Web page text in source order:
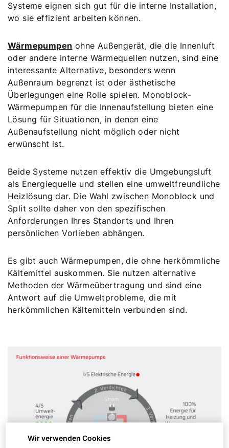
Systeme eignen sich gut für die interne Installation,
wo sie effizient arbeiten können.
Wärmepumpen ohne Außengerät, die die Innenluft
oder andere interne Wärmequellen nutzen, sind eine
interessante Alternative, besonders wenn
Außenraum begrenzt ist oder ästhetische
Überlegungen eine Rolle spielen. Monoblock-
Wärmepumpen für die Innenaufstellung bieten eine
Lösung für Situationen, in denen eine
Außenaufstellung nicht möglich oder nicht
erwünscht ist.
Beide Systeme nutzen effektiv die Umgebungsluft
als Energiequelle und stellen eine umweltfreundliche
Heizlösung dar. Die Wahl zwischen Monoblock und
Split sollte daher von den spezifischen
Anforderungen Ihres Standorts und Ihren
persönlichen Vorlieben abhängen.
Es gibt auch Wärmepumpen, die ohne herkömmliche
Kältemittel auskommen. Sie nutzen alternative
Methoden der Wärmeübertragung und sind eine
Antwort auf die Umweltprobleme, die mit
herkömmlichen Kältemitteln verbunden sind.
Wir verwenden Cookies